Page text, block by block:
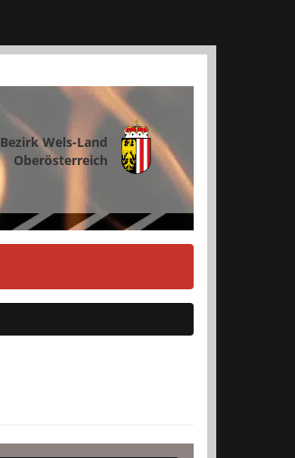
Bezirk Wels-Land
Oberösterreich